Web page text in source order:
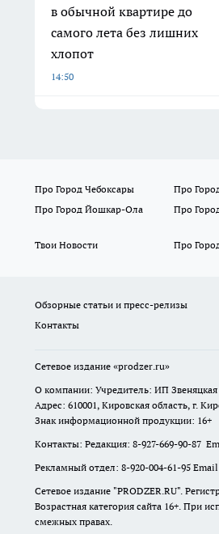
в обычной квартире до
самого лета без лишних
хлопот
14:50
Про Город Чебоксары Про
Про Город Йошкар-Ола
Про
Твои Новости
Про
Обзорные статьи и пресс-релизы
Контакты
Сетевое издание «prodzer.ru»
О компании: Учредитель: ИП Звеняцкая
Адрес: 610001, Кировская область, г.
Знак информационной продукции: 16+
Контакты: Редакция: 8-927-669-90-87
Рекламный отдел: 8-920-004-61-95
Сетевое издание "PRODZER.RU".
Возрастная категория сайта 16+. При
смежных правах.